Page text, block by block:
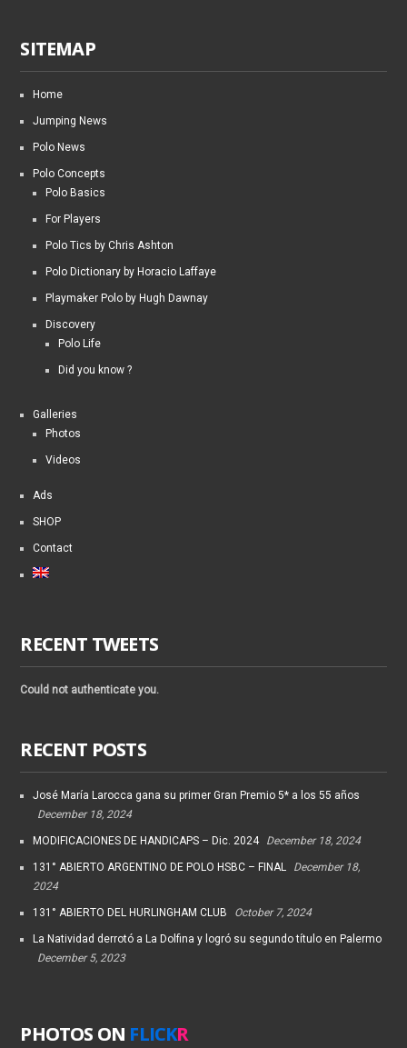
SITEMAP
Home
Jumping News
Polo News
Polo Concepts
Polo Basics
For Players
Polo Tics by Chris Ashton
Polo Dictionary by Horacio Laffaye
Playmaker Polo by Hugh Dawnay
Discovery
Polo Life
Did you know ?
Galleries
Photos
Videos
Ads
SHOP
Contact
RECENT TWEETS
Could not authenticate you.
RECENT POSTS
José María Larocca gana su primer Gran Premio 5* a los 55 años
December 18, 2024
MODIFICACIONES DE HANDICAPS – Dic. 2024 December 18, 2024
131° ABIERTO ARGENTINO DE POLO HSBC – FINAL
December 18,
2024
131° ABIERTO DEL HURLINGHAM CLUB October 7, 2024
La Natividad derrotó a La Dolfina y logró su segundo título en Palermo
December 5, 2023
PHOTOS ON FLICKR